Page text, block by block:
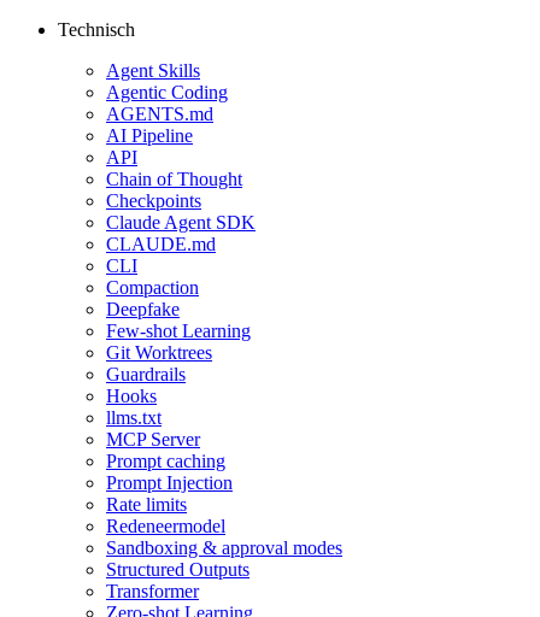
Technisch
Agent Skills
Agentic Coding
AGENTS.md
AI Pipeline
API
Chain of Thought
Checkpoints
Claude Agent SDK
CLAUDE.md
CLI
Compaction
Deepfake
Few-shot Learning
Git Worktrees
Guardrails
Hooks
llms.txt
MCP Server
Prompt caching
Prompt Injection
Rate limits
Redeneermodel
Sandboxing & approval modes
Structured Outputs
Transformer
Zero-shot Learning